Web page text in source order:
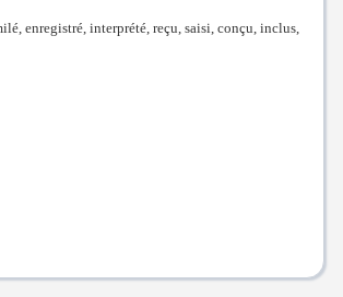
enregistré, interprété, reçu, saisi, conçu, inclus,